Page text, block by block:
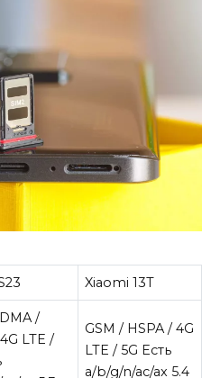
Xiaomi 13T
/
LTE /
GSM / HSPA / 4G
LTE / 5G Есть
a/b/g/n/ac/ax 5.4